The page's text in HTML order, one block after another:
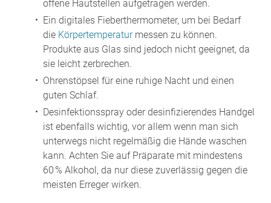
offene Hautstellen aufgetragen werden.
Ein digitales Fieberthermometer, um bei Bedarf
die Körpertemperaturmessen zu können.
Produkte aus Glas sind jedoch nicht geeignet, da
sie leicht zerbrechen.
Ohrenstöpsel für eine ruhige Nacht und einen
guten Schlaf.
Desinfektionsspray oder desinfizierendes Handgel
ist ebenfalls wichtig, vor allem wenn man sich
unterwegs nicht regelmäßig die Hände waschen
kann. Achten Sie auf Präparate mit mindestens
60 % Alkohol, da nur diese zuverlässig gegen die
meisten Erreger wirken.